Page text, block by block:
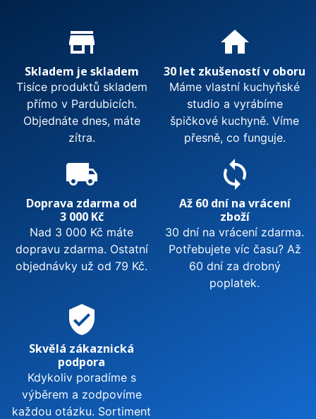
Proč nakupovat u nás?
store_mall_directory
Skladem je skladem
Tisíce produktů skladem
přímo v Pardubicích.
Objednáte dnes, máte
zítra.
home
30 let zkušeností v oboru
Máme vlastní kuchyňské
studio a vyrábíme
špičkové kuchyně. Víme
přesně, co funguje.
local_shipping
Doprava zdarma od
3 000 Kč
Nad 3 000 Kč máte
dopravu zdarma. Ostatní
objednávky už od 79 Kč.
sync
Až 60 dní na vrácení
zboží
30 dní na vrácení zdarma.
Potřebujete víc času? Až
60 dní za drobný
poplatek.
verified_user
Skvělá zákaznická
podpora
Kdykoliv poradíme s
výběrem a zodpovíme
každou otázku. Sortiment